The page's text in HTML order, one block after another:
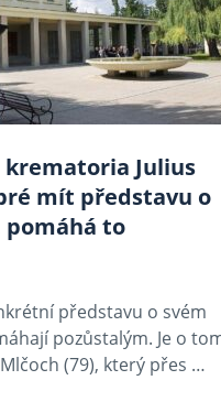
Julius
mít představu o
pomáhá to
představu o svém
pozůstalým. Je o
(79), který přes …